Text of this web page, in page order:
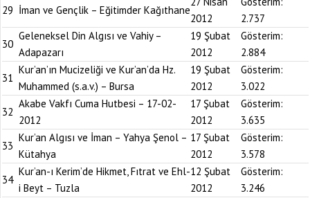
29 İman ve Gençlik – Eğitimder Kağıthane
2012
2.737
30
Geleneksel Din Algısı ve Vahiy –
Adapazarı
19 Şubat
2012
Gösterim:
2.884
31
Kur’an’ın Mucizeliği ve Kur’an’da Hz.
Muhammed (s.a.v.) – Bursa
19 Şubat
2012
Gösterim:
3.022
32
Akabe Vakfı Cuma Hutbesi – 17-02-
2012
17 Şubat
2012
Gösterim:
3.635
33
Kur’an Algısı ve İman – Yahya Şenol –
Kütahya
17 Şubat
2012
Gösterim:
3.578
34
Kur’an-ı Kerim’de Hikmet, Fıtrat ve Ehl-
i Beyt – Tuzla
12 Şubat
2012
Gösterim:
3.246